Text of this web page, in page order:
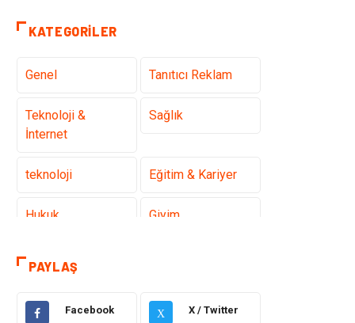
KATEGORILER
Genel Tanıtıcı Reklam
Teknoloji &
İnternet
Sağlık
teknoloji Eğitim & Kariyer
Hukuk Giyim
Elektronik
PAYLAŞ
Facebook X X / Twitter